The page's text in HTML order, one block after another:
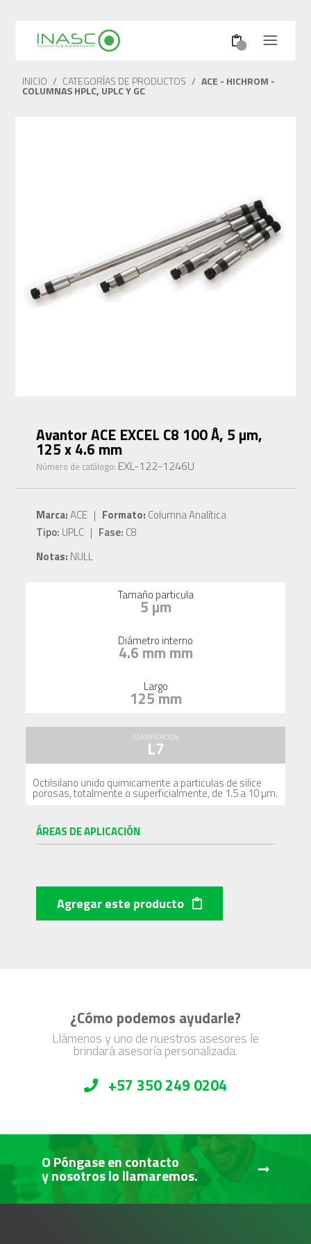
INICIO / CATEGORÍAS DE PRODUCTOS / ACE - HICHROM -
COLUMNAS HPLC, UPLC Y GC
Avantor ACE EXCEL C8 100 Å, 5 µm,
125 x 4.6 mm
Número de catálogo: EXL-122-1246U
Marca:ACE | Formato: Columna Analítica
Tipo: UPLC | Fase: C8
Notas: NULL
Tamaño particula
5 µm
Diámetro interno
4.6 mm mm
Largo
125 mm
CLASIFICACIÓN
L7
Octilsilano unido quimicamente a particulas de silice
porosas, totalmente o superficialmente, de 1.5 a 10 µm.
ÁREAS DE APLICACIÓN
Agregar este producto
¿Cómo podemos ayudarle?
Llámenos y uno de nuestros asesores le
brindará asesoría personalizada.
+57 350 249 0204
O Póngase en contacto
y nosotros lo llamaremos.